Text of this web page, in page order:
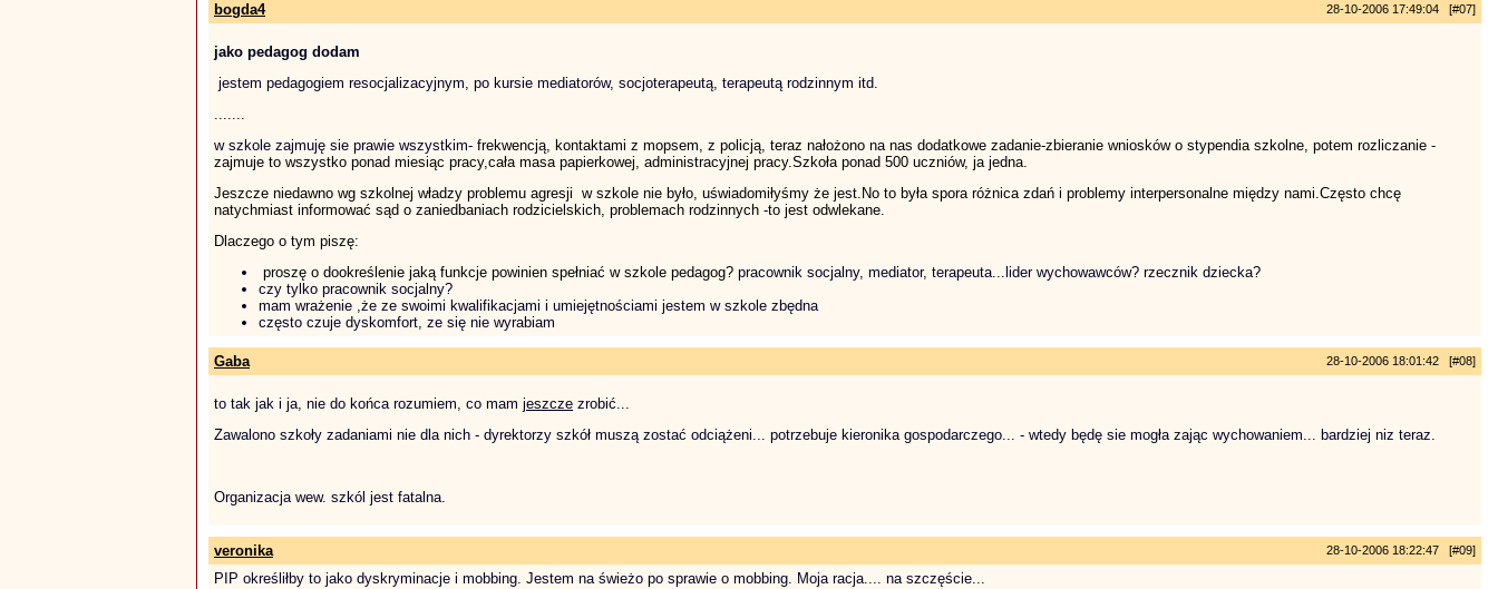
bogda4 28-10-2006 17:49:04 [#07]
jako pedagog dodam
jestem pedagogiem resocjalizacyjnym, po kursie mediatorów, socjoterapeutą, terapeutą rodzinnym itd.
.......
w szkole zajmuję sie prawie wszystkim- frekwencją, kontaktami z mopsem, z policją, teraz nałożono na nas dodatkowe zadanie-zbieranie wniosków o stypendia szkolne, potem rozliczanie -
zajmuje to wszystko ponad miesiąc pracy,cała masa papierkowej, administracyjnej pracy.Szkoła ponad 500 uczniów, ja jedna.
Jeszcze niedawno wg szkolnej władzy problemu agresji w szkole nie było, uświadomiłyśmy że jest.No to była spora różnica zdań i problemy interpersonalne między nami.Często chcę
natychmiast informować sąd o zaniedbaniach rodzicielskich, problemach rodzinnych -to jest odwlekane.
Dlaczego o tym piszę:
proszę o dookreślenie jaką funkcje powinien spełniać w szkole pedagog? pracownik socjalny, mediator, terapeuta...lider wychowawców? rzecznik dziecka?
czy tylko pracownik socjalny?
mam wrażenie ,że ze swoimi kwalifikacjami i umiejętnościami jestem w szkole zbędna
często czuje dyskomfort, ze się nie wyrabiam
Gaba 28-10-2006 18:01:42 [#08]
to tak jak i ja, nie do końca rozumiem, co mam jeszcze zrobić...
Zawalono szkoły zadaniami nie dla nich - dyrektorzy szkół muszą zostać odciążeni... potrzebuje kieronika gospodarczego... - wtedy będę sie mogła zając wychowaniem... bardziej niz teraz.
Organizacja wew. szkól jest fatalna.
veronika 28-10-2006 18:22:47 [#09]
PIP określiłby to jako dyskryminacje i mobbing. Jestem na świeżo po sprawie o mobbing. Moja racja.... na szczęście...